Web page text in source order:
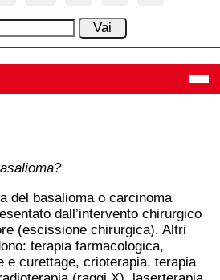
del basalioma o carcinoma
dall’intervento chirurgico
(escissione chirurgica). Altri
terapia farmacologica,
e curettage, crioterapia, terapia